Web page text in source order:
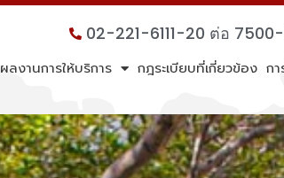
02-221-6111-20 ต่อ
ผลงานการให้บริการ กฎระเบียบที่เกี่ยวข้อง ก